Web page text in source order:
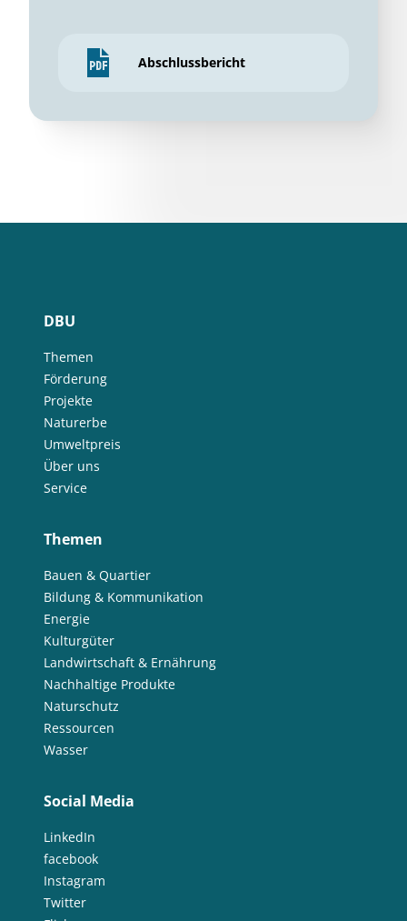
Abschlussbericht
DBU
Themen
Förderung
Projekte
Naturerbe
Umweltpreis
Über uns
Service
Themen
Bauen & Quartier
Bildung & Kommunikation
Energie
Kulturgüter
Landwirtschaft & Ernährung
Nachhaltige Produkte
Naturschutz
Ressourcen
Wasser
Social Media
LinkedIn
facebook
Instagram
Twitter